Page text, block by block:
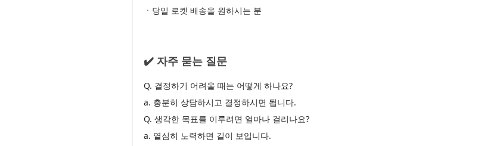
ㆍ당일 로켓 배송을 원하시는 분
✔️ 자주 묻는 질문
Q. 결정하기 어려울 때는 어떻게 하나요?
a. 충분히 상담하시고 결정하시면 됩니다.
Q. 생각한 목표를 이루려면 얼마나 걸리나요?
a. 열심히 노력하면 길이 보입니다.